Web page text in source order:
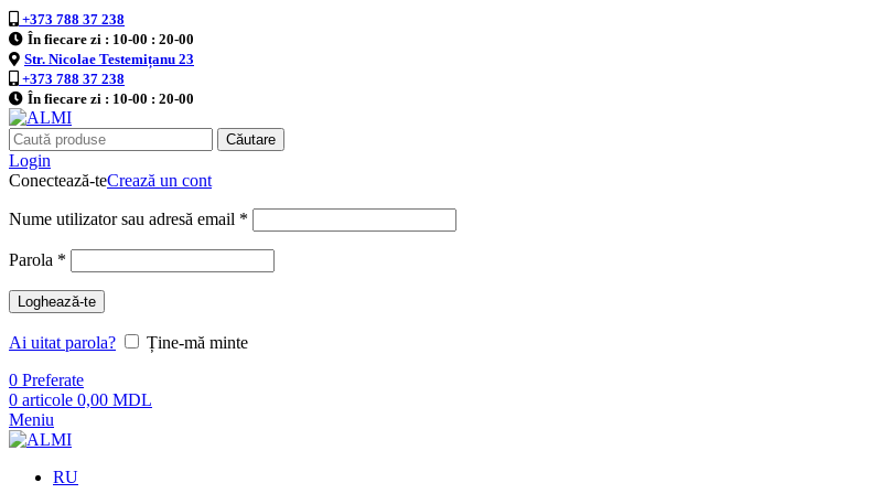
+373 788 37 238
În fiecare zi : 10-00 : 20-00
Str. Nicolae Testemițanu 23
+373 788 37 238
În fiecare zi : 10-00 : 20-00
Căutare
Login
Conectează-teCrează un cont
Nume utilizator sau adresă email *
Parola *
Loghează-te
Ai uitat parola?
Ține-mă minte
0 Preferate
0 articole 0,00 MDL
Meniu
RU